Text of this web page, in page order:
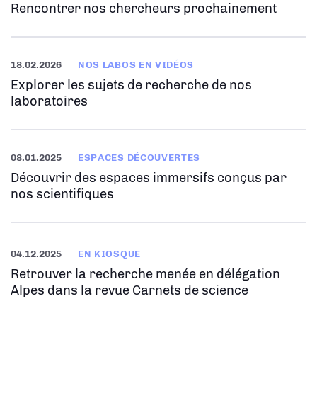
Rencontrer nos chercheurs prochainement
18.02.2026 NOS LABOS EN VIDÉOS
Explorer les sujets de recherche de nos
laboratoires
08.01.2025 ESPACES DÉCOUVERTES
Découvrir des espaces immersifs conçus par
nos scientifiques
04.12.2025 EN KIOSQUE
Retrouver la recherche menée en délégation
Alpes dans la revue Carnets de science